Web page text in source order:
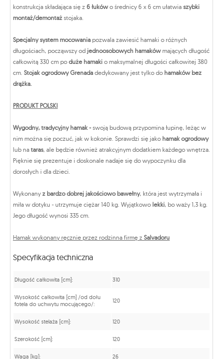
konstrukcja składająca się z 6 łuków o średnicy 6 x 6 cm ułatwia szybki
montaż/demontaż stojaka.
Specjalny system mocowania pozwala zawiesić hamaki o różnych
długościach, począwszy od jednoosobowych hamaków mających długość
całkowitą 330 cm po duże hamaki o maksymalnej długości całkowitej 380
cm. Stojak ogrodowy Grenada dedykowany jest tylko do hamaków bez
drążka.
PRODUKT POLSKI
Wygodny, tradycyjny hamak - swoją budową przypomina łupinę, leżąc w
nim można się poczuć, jak w kokonie. Sprawdzi się jako hamak ogrodowy
lub na taras, ale będzie również atrakcyjnym dodatkiem każdego wnętrza.
Pięknie się prezentuje i doskonale nadaje się do wypoczynku dla
dorosłych i dla dzieci.
Wykonany z bardzo dobrej jakościowo bawełny, która jest wytrzymała i
miła w dotyku - utrzymuje ciężar 140 kg. Wyjątkowo lekki, bo waży 1,3 kg.
Jego długość wynosi 335 cm.
Hamak wykonany ręcznie przez rodzinna firmę z Salvadoru
Specyfikacja techniczna
Długość całkowita [cm]: 310
Wysokość całkowita [cm] /od dołu
fotela do uchwytu mocującego/:
120
Wysokość stelaża [cm]: 120
Szerokość [cm]: 120
Waga [kg]: 26